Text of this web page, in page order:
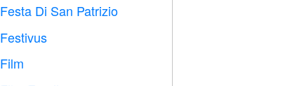
Festa Di San Patrizio
Festivus
Film